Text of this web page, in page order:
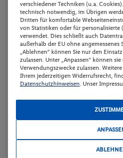
Buchen
Standard Room with 1
17.01. - 22.01.2027
Ab/ bis Düsseldorf (DE)
Standard Room with 1 double
Ohne Verpflegung
Veranstalter:DERTOUR
verschiedener Techniken (u.a.
technisch notwendig, im Übrigen
Dritten für komfortable
von Statistiken oder für personalisierte
verwendet. Dies schließt auch
außerhalb der EU ohne angemessenes
„Ablehnen“ können Sie nur den
zulassen. Unter „Anpassen“ können
Verwendungszwecke zulassen.
Ihrem jederzeitigen Widerrufsrecht,
Datenschutzhinweisen. Unser